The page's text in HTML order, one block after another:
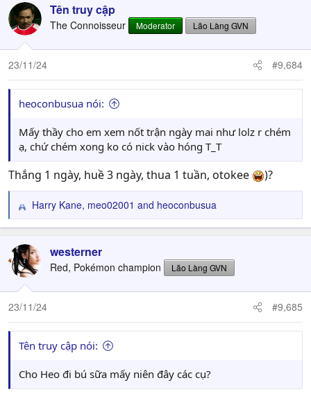
c
t
i
o
n
:
Tên truy cập
The Connoisseur Moderator Lão Làng GVN
23/11/24 #9,684
heoconbusua nói:
Mấy thầy cho em xem nốt trận ngày mai như lolz r chém
ạ, chứ chém xong ko có nick vào hóng T_T
Thắng 1 ngày, huề 3 ngày, thua 1 tuần, otokee )?
R
e
c
t
i
o
n
:
Harry Kane, meo02001 and heoconbusua
westerner
Red, Pokémon champion Lão Làng GVN
23/11/24 #9,685
Tên truy cập nói:
Cho Heo đi bú sữa mấy niên đây các cụ?